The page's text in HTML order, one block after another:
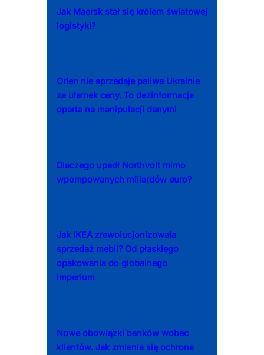
Jak Maersk stał się królem światowej
logistyki?
Orlen nie sprzedaje paliwa Ukrainie
za ułamek ceny. To dezinformacja
oparta na manipulacji danymi
Dlaczego upadł Northvolt mimo
wpompowanych miliardów euro?
Jak IKEA zrewolucjonizowała
sprzedaż mebli? Od płaskiego
opakowania do globalnego
imperium
Nowe obowiązki banków wobec
klientów. Jak zmienia się ochrona